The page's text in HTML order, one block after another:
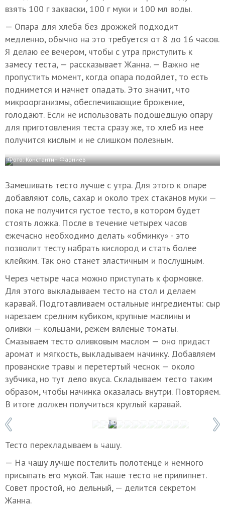
взять 100 г закваски, 100 г муки и 100 мл воды.
— Опара для хлеба без дрожжей подходит
медленно, обычно на это требуется от 8 до 16 часов.
Я делаю ее вечером, чтобы с утра приступить к
замесу теста, — рассказывает Жанна. — Важно не
пропустить момент, когда опара подойдет, то есть
поднимется и начнет опадать. Это значит, что
микроорганизмы, обеспечивающие брожение,
голодают. Если не использовать подошедшую опару
для приготовления теста сразу же, то хлеб из нее
получится кислым и не слишком полезным.
Фото: Константин Фарниев
Замешивать тесто лучше с утра. Для этого к опаре
добавляют соль, сахар и около трех стаканов муки —
пока не получится густое тесто, в котором будет
стоять ложка. После в течение четырех часов
ежечасно необходимо делать «обминку» - это
позволит тесту набрать кислород и стать более
клейким. Так оно станет эластичным и послушным.
Через четыре часа можно приступать к формовке.
Для этого выкладываем тесто на стол и делаем
каравай. Подготавливаем остальные ингредиенты: сыр
нарезаем средним кубиком, крупные маслины и
оливки — кольцами, режем вяленые томаты.
Смазываем тесто оливковым маслом — оно придаст
аромат и мягкость, выкладываем начинку. Добавляем
прованские травы и перетертый чеснок — около
зубчика, но тут дело вкуса. Складываем тесто таким
образом, чтобы начинка оказалась внутри. Повторяем.
В итоге должен получиться круглый каравай.
Фото: Константин Фарниев
1 / 12
Тесто перекладываем в чашу.
— На чашу лучше постелить полотенце и немного
присыпать его мукой. Так наше тесто не прилипнет.
Совет простой, но дельный, — делится секретом
Жанна.